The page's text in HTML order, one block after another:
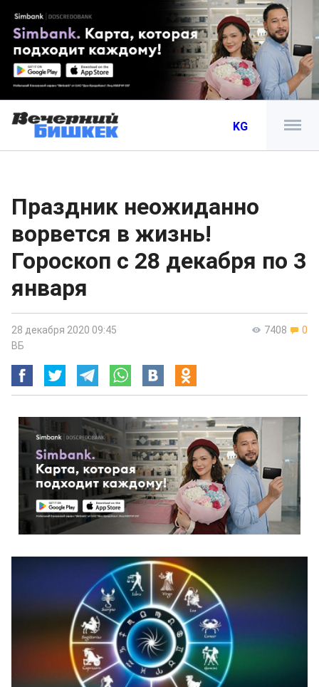
KG
Праздник неожиданно
ворвется в жизнь!
Гороскоп с 28 декабря по 3
января
7408 0
28 декабря 2020 09:45
ВБ